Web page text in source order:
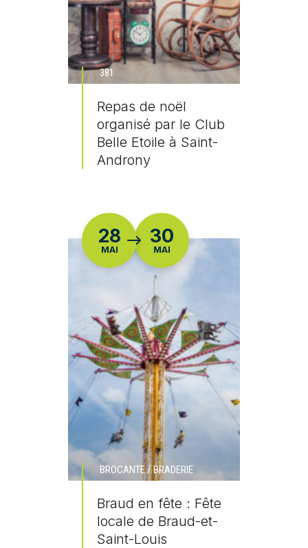
381
Repas de noël
organisé par le Club
Belle Etoile à Saint-
Androny
DU
28
MAI
30
MAI
BROCANTE / BRADERIE
Braud en fête : Fête
locale de Braud-et-
Saint-Louis